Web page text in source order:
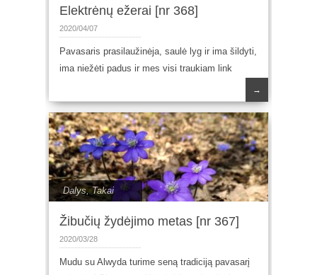
Elektrėnų ežerai [nr 368]
2020/04/07
Pavasaris prasilaužinėja, saulė lyg ir ima šildyti,
ima niežėti padus ir mes visi traukiam link
→
Dalys,Takai
Žibučių žydėjimo metas [nr 367]
2020/03/28
Mudu su Alwyda turime seną tradiciją pavasarį